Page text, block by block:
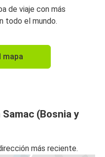
de viaje con más
todo el mundo.
mapa
(Bosnia y
más reciente.